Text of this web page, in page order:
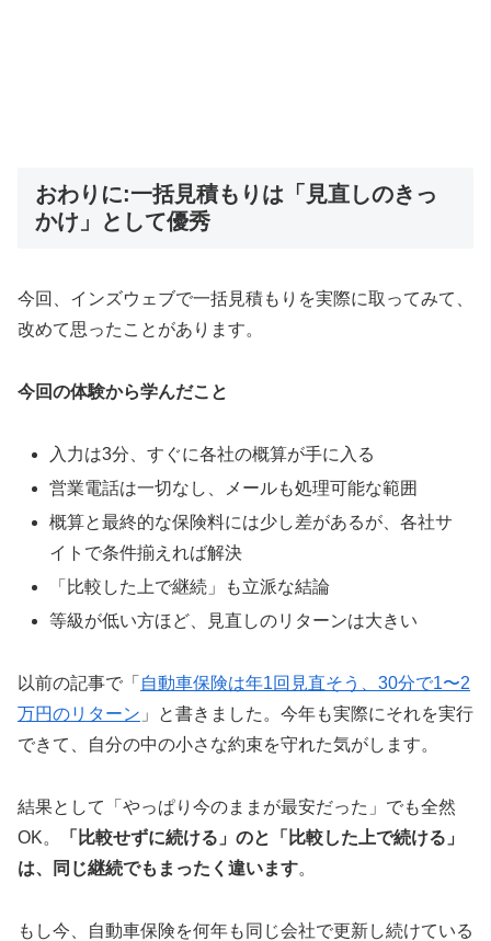
おわりに:一括見積もりは「見直しのきっ
かけ」として優秀
今回、インズウェブで一括見積もりを実際に取ってみて、
改めて思ったことがあります。
今回の体験から学んだこと
入力は3分、すぐに各社の概算が手に入る
営業電話は一切なし、メールも処理可能な範囲
概算と最終的な保険料には少し差があるが、各社サ
イトで条件揃えれば解決
「比較した上で継続」も立派な結論
等級が低い方ほど、見直しのリターンは大きい
以前の記事で「 自動車保険は年1回見直そう、30分で1〜2
万円のリターン 」と書きました。今年も実際にそれを実行
できて、自分の中の小さな約束を守れた気がします。
結果として「やっぱり今のままが最安だった」でも全然
OK。
「比較せずに続ける」のと「比較した上で続ける」
は、同じ継続でもまったく違います。
もし今、自動車保険を何年も同じ会社で更新し続けている